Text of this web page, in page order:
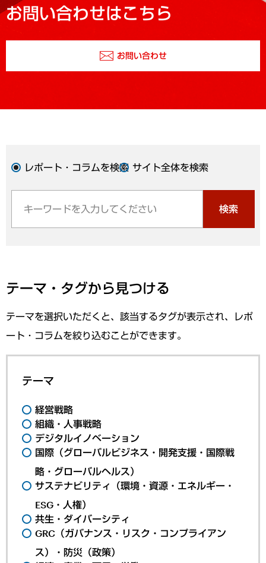
お問い合わせはこちら
お問い合わせ
レポート・コラムを検索 サイト全体を検索
検索
テーマ・タグから見つける
テーマを選択いただくと、該当するタグが表示され、レポ
ート・コラムを絞り込むことができます。
テーマ
経営戦略
組織・人事戦略
デジタルイノベーション
国際（グローバルビジネス・開発支援・国際戦
略・グローバルヘルス）
サステナビリティ（環境・資源・エネルギー・
ESG・人権）
共生・ダイバーシティ
GRC（ガバナンス・リスク・コンプライアン
ス）・防災（政策）